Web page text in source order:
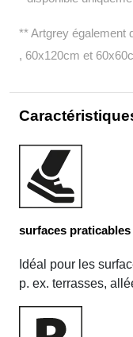
** Artgrey également
, 60x120cm et
surfaces praticables
Idéal pour les
p. ex. terrasses,